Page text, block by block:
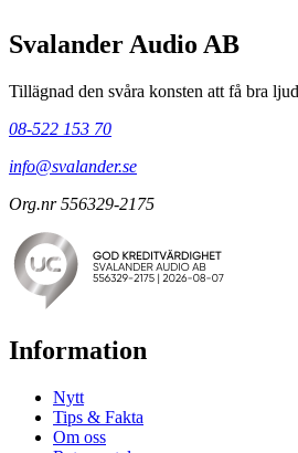
Svalander Audio AB
Tillägnad den svåra konsten att få bra
08-522 153 70
info@svalander.se
Org.nr 556329-2175
Information
Nytt
Tips & Fakta
Om oss